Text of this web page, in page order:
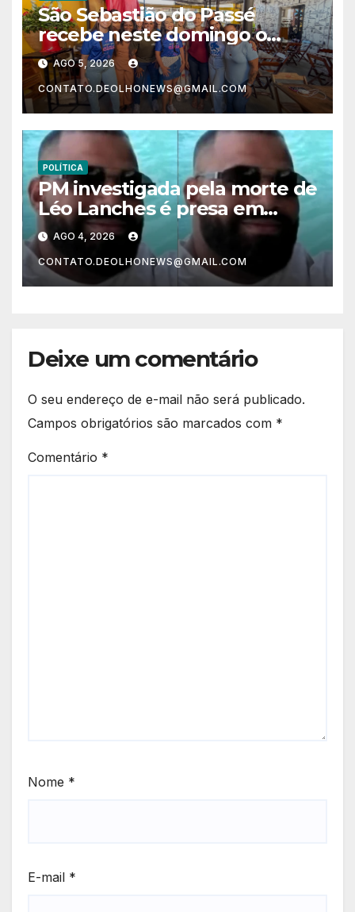
São Sebastião do Passé
recebe neste domingo o
Correr Por Elas
AGO 5, 2026
CONTATO.DEOLHONEWS@GMAIL.COM
POLÍTICA
PM investigada pela morte de
Léo Lanches é presa em
bairro nobre de Salvador
AGO 4, 2026
CONTATO.DEOLHONEWS@GMAIL.COM
Deixe um comentário
O seu endereço de e-mail não será publicado.
Campos obrigatórios são marcados com *
Comentário *
Nome *
E-mail *